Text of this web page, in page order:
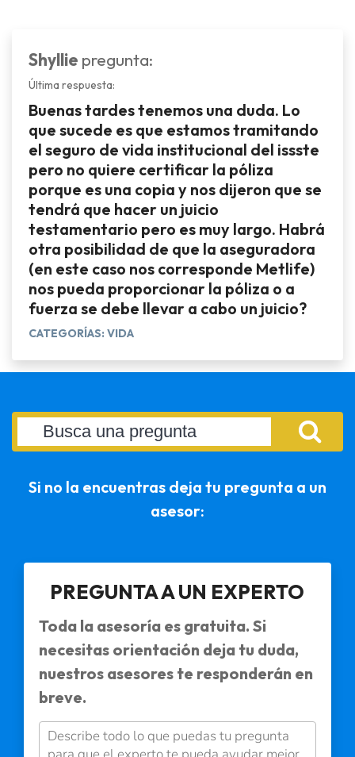
Shyllie pregunta:
Última respuesta:
Buenas tardes tenemos una duda. Lo
que sucede es que estamos tramitando
el seguro de vida institucional del issste
pero no quiere certificar la póliza
porque es una copia y nos dijeron que se
tendrá que hacer un juicio
testamentario pero es muy largo. Habrá
otra posibilidad de que la aseguradora
(en este caso nos corresponde Metlife)
nos pueda proporcionar la póliza o a
fuerza se debe llevar a cabo un juicio?
CATEGORÍAS: VIDA
Si no la encuentras deja tu pregunta a un
asesor:
PREGUNTA A UN EXPERTO
Toda la asesoría es gratuita. Si
necesitas orientación deja tu duda,
nuestros asesores te responderán en
breve.